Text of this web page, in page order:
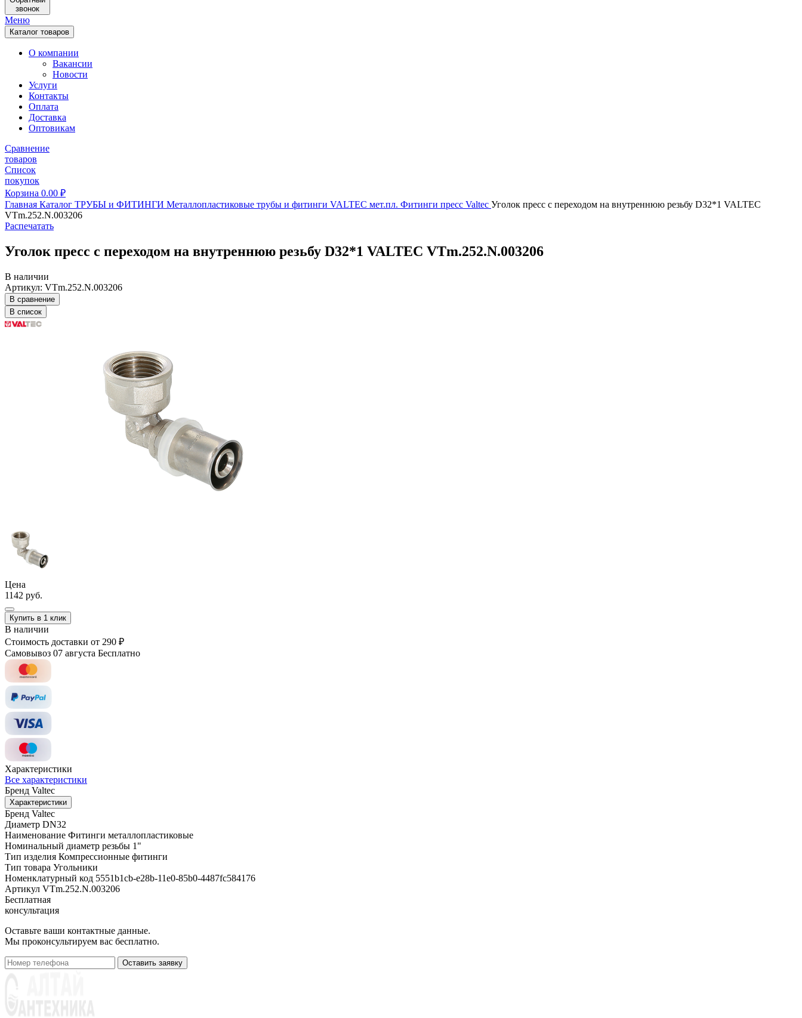
звонок
Меню
Каталог товаров
О компании
Вакансии
Новости
Услуги
Контакты
Оплата
Доставка
Оптовикам
Сравнение
товаров
Список
покупок
Корзина 0.00 ₽
Главная Каталог ТРУБЫ и ФИТИНГИ Металлопластиковые трубы и фитинги VALTEC мет.пл. Фитинги пресс Valtec Уголок пресс с переходом на внутреннюю резьбу D32*1 VALTEC
VTm.252.N.003206
Распечатать
Уголок пресс с переходом на внутреннюю резьбу D32*1 VALTEC VTm.252.N.003206
В наличии
Артикул: VTm.252.N.003206
В сравнение
В список
Цена
1142 руб.
Купить в 1 клик
В наличии
Стоимость доставки от 290 ₽
Самовывоз 07 августа Бесплатно
Характеристики
Все характеристики
Бренд Valtec
Характеристики
Бренд Valtec
Диаметр DN32
Наименование Фитинги металлопластиковые
Номинальный диаметр резьбы 1"
Тип изделия Компрессионные фитинги
Тип товара Угольники
Номенклатурный код 5551b1cb-e28b-11e0-85b0-4487fc584176
Артикул VTm.252.N.003206
Бесплатная
консультация
Оставьте ваши контактные данные.
Мы проконсультируем вас бесплатно.
Оставить заявку